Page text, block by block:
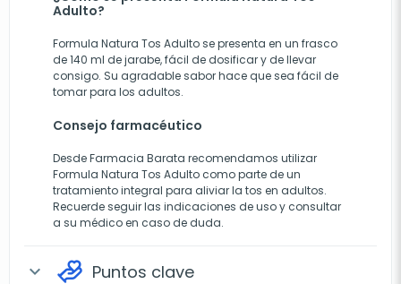
Adulto?
Formula Natura Tos Adulto se presenta en un frasco
de 140 ml de jarabe, fácil de dosificar y de llevar
consigo. Su agradable sabor hace que sea fácil de
tomar para los adultos.
Consejo farmacéutico
Desde Farmacia Barata recomendamos utilizar
Formula Natura Tos Adulto como parte de un
tratamiento integral para aliviar la tos en adultos.
Recuerde seguir las indicaciones de uso y consultar
a su médico en caso de duda.
expand_more Puntos clave